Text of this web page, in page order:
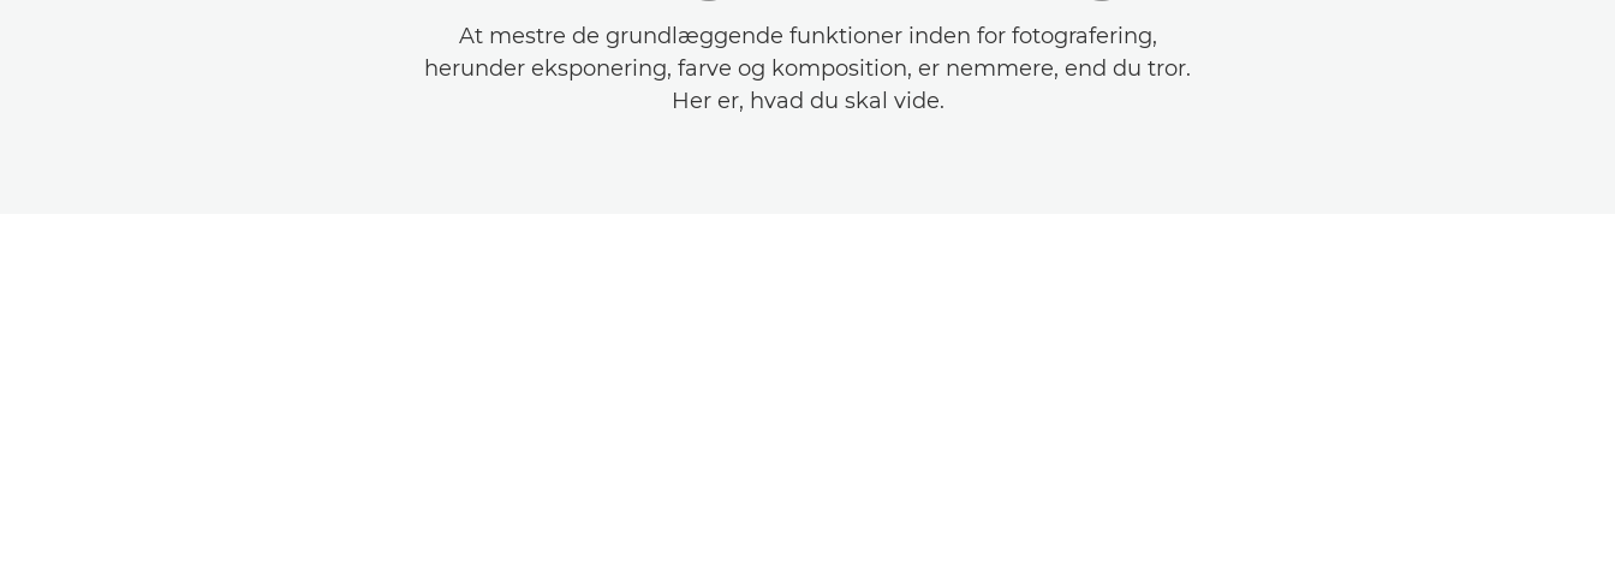
At mestre de grundlæggende funktioner inden for fotografering,
herunder eksponering, farve og komposition, er nemmere, end du tror.
Her er, hvad du skal vide.